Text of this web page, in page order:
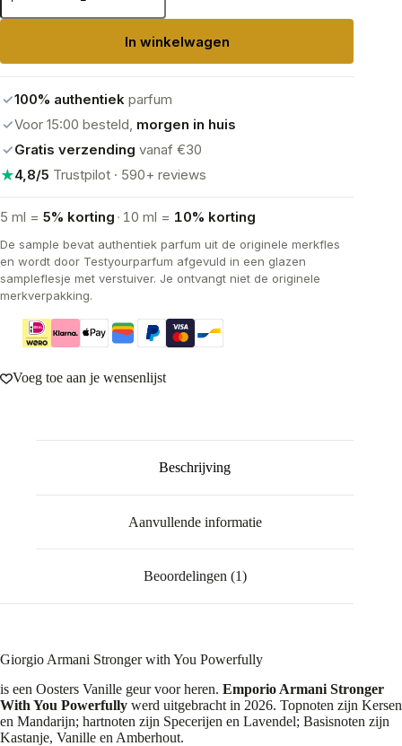
with
In winkelwagen
✓100% authentiek parfum
✓Voor 15:00 besteld, morgen in huis
✓Gratis verzending vanaf €30
★4,8/5 Trustpilot · 590+ reviews
5 ml = 5% korting · 10 ml = 10% korting
De sample bevat authentiek parfum uit de originele merkfles
en wordt door Testyourparfum afgevuld in een glazen
sampleflesje met verstuiver. Je ontvangt niet de originele
merkverpakking.
Voeg toe aan je wensenlijst
Beschrijving
Aanvullende informatie
Beoordelingen (1)
Giorgio Armani Stronger with You Powerfully
is een Oosters Vanille geur voor heren. Emporio Armani Stronger
With You Powerfully werd uitgebracht in 2026. Topnoten zijn Kersen
en Mandarijn; hartnoten zijn Specerijen en Lavendel; Basisnoten zijn
Kastanje, Vanille en Amberhout.